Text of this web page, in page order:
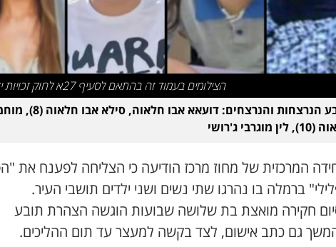
הצילומים בעמוד זה בהתאם לסעיף 27א לחוק זכויות יוצרים
ארבע הנרצחות והנרצחים: דועאא
מוגרבי ג'רושי
המרכזית של מחוז מרכז הודיעה כי הצליחה לפענח את
ברמלה בו נהרגו שתי נשים ושני ילדים תושבי העיר.
חקירה מואצת בת שלושה שבועות הוגשה הצהרת תובע
גם כתב אישום, לצד בקשה למעצר עד תום ההליכים.